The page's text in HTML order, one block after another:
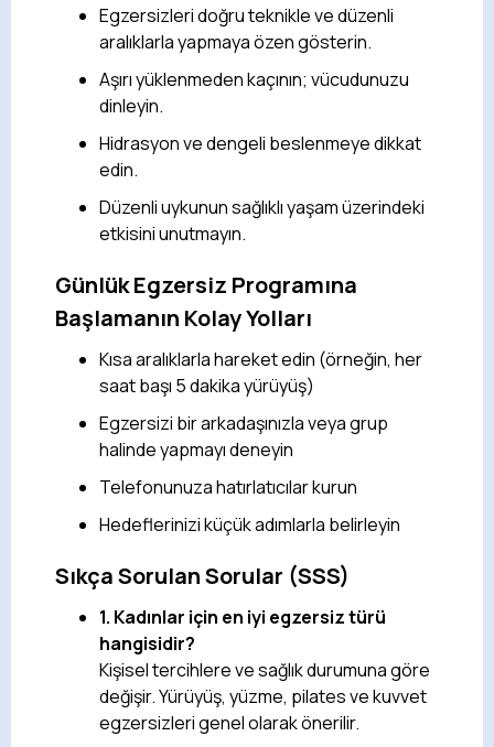
Egzersizleri doğru teknikle ve düzenli
aralıklarla yapmaya özen gösterin.
Aşırı yüklenmeden kaçının; vücudunuzu
dinleyin.
Hidrasyon ve dengeli beslenmeye dikkat
edin.
Düzenli uykunun sağlıklı yaşam üzerindeki
etkisini unutmayın.
Günlük Egzersiz Programına
Başlamanın Kolay Yolları
Kısa aralıklarla hareket edin (örneğin, her
saat başı 5 dakika yürüyüş)
Egzersizi bir arkadaşınızla veya grup
halinde yapmayı deneyin
Telefonunuza hatırlatıcılar kurun
Hedeflerinizi küçük adımlarla belirleyin
Sıkça Sorulan Sorular (SSS)
1. Kadınlar için en iyi egzersiz türü
hangisidir?
Kişisel tercihlere ve sağlık durumuna göre
değişir. Yürüyüş, yüzme, pilates ve kuvvet
egzersizleri genel olarak önerilir.